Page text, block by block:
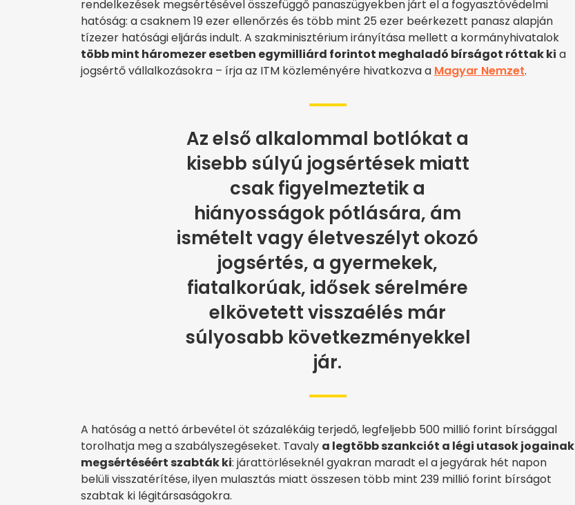
rendelkezések megsértésével összefüggő panaszügyekben járt el a fogyasztóvédelmi
hatóság: a csaknem 19 ezer ellenőrzés és több mint 25 ezer beérkezett panasz alapján
tízezer hatósági eljárás indult. A szakminisztérium irányítása mellett a kormányhivatalok
több mint háromezer esetben egymilliárd forintot meghaladó bírságot róttak ki a
jogsértő vállalkozásokra – írja az ITM közleményére hivatkozva a Magyar Nemzet.
Az első alkalommal botlókat a
kisebb súlyú jogsértések miatt
csak figyelmeztetik a
hiányosságok pótlására, ám
ismételt vagy életveszélyt okozó
jogsértés, a gyermekek,
fiatalkorúak, idősek sérelmére
elkövetett visszaélés már
súlyosabb következményekkel
jár.
A hatóság a nettó árbevétel öt százalé­káig terjedő, legfeljebb 500 millió forint bírsággal
torolhatja meg a szabályszegéseket. Tavaly a legtöbb szankciót a légi utasok jogainak
megsértéséért szabták ki: járattörléseknél gyakran maradt el a jegyárak hét napon
belüli visszatérítése, ilyen mulasztás miatt összesen több mint 239 millió forint bírságot
szabtak ki légitársaságokra.